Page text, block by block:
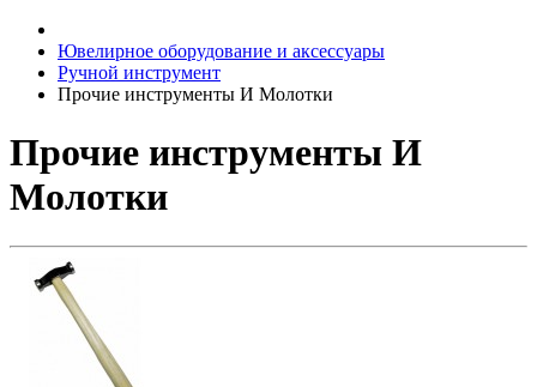
Ювелирное оборудование и аксессуары
Ручной инструмент
Прочие инструменты И Молотки
Прочие инструменты И
Молотки